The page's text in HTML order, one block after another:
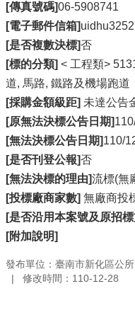
[傳真號碼]06-5908741
[電子郵件信箱]
[是否複數決標]否
[標的分類] < 工程類>
道, 馬路, 鐵路及機場跑道
[採購金額級距] 未達公告
[原無法決標公告日期]
[無法決標公告日期]110/
[是否刊登公報]否
[無法決標的理由]流標(無
[投標廠商家數] 無廠商投
[是否沿用本案號及原招
[附加說明]
發布單位：臺南市新化區公所
修改時間：110-12-28